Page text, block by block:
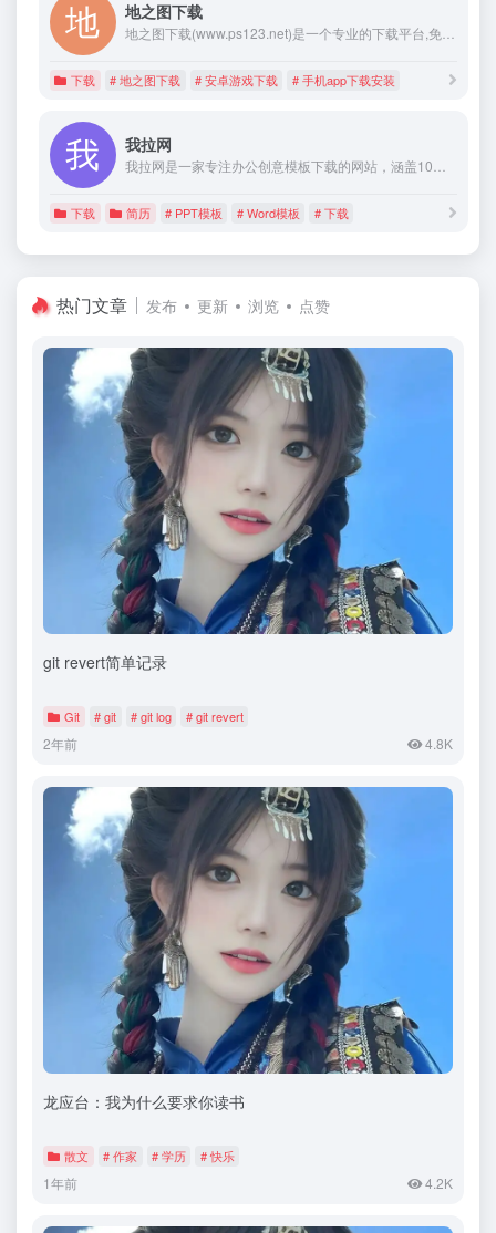
地之图下载
地之图下载(www.ps123.net)是一个专业的下载平台,免费提供2025热门的游戏,最新的手机app下载,旨在为用户提供安全绿色便捷的下载服务.
下载 # 地之图下载 # 安卓游戏下载 # 手机app下载安装
我拉网
我拉网是一家专注办公创意模板下载的网站，涵盖10万套行业优质精品PPT模板素材、简历模板、Word模板、Excel模板、视频素材、音效及配乐素材等，集办公设计模板于一体，下载办公创意设计模板就选我拉网！
下载 简历 # PPT模板 # Word模板 # 下载
热门文章 发布 更新 浏览 点赞
git revert简单记录
Git # git # git log # git revert
2年前 4.8K
龙应台：我为什么要求你读书
散文 # 作家 # 学历 # 快乐
1年前 4.2K